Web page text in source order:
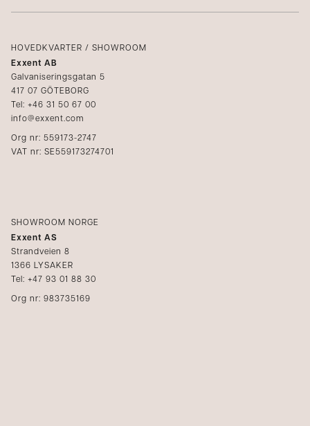
Integritetspolicy
Kataloger
Mediabank
Bli forhandler
HOVEDKVARTER / SHOWROOM
Exxent AB
Galvaniseringsgatan 5
417 07 GÖTEBORG
Tel: +46 31 50 67 00
info@exxent.com
Org nr: 559173-2747
VAT nr: SE559173274701
SHOWROOM NORGE
Exxent AS
Strandveien 8
1366 LYSAKER
Tel: +47 93 01 88 30
Org nr: 983735169